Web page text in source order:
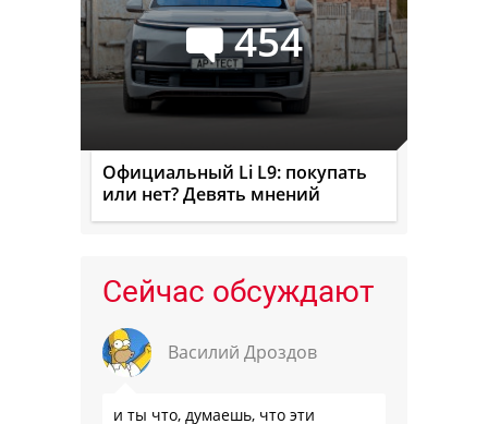
454
Официальный Li L9: покупать
или нет? Девять мнений
Сейчас обсуждают
Василий Дроздов
и ты что, думаешь, что эти